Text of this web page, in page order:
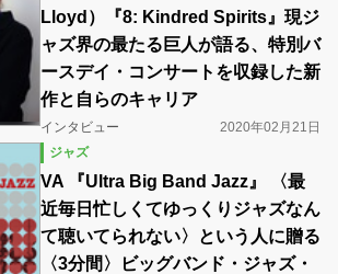
Lloyd）『8: Kindred Spirits』現ジ
ャズ界の最たる巨人が語る、特別バ
ースデイ・コンサートを収録した新
作と自らのキャリア
インタビュー
2020年02月21日
ジャズ
VA 『Ultra Big Band Jazz』 〈最
近毎日忙しくてゆっくりジャズなん
て聴いてられない〉という人に贈る
〈3分間〉ビッグバンド・ジャズ・